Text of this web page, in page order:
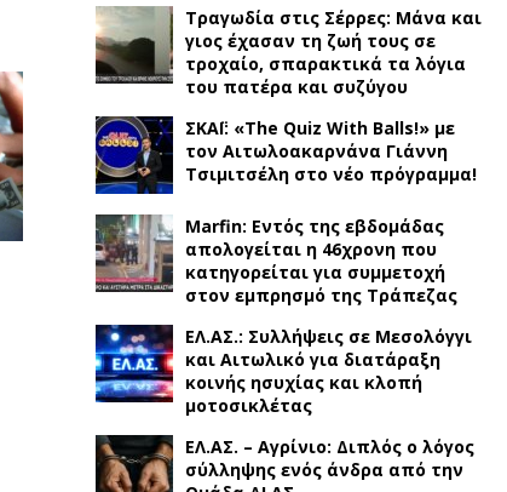
Τραγωδία στις Σέρρες: Μάνα και
γιος έχασαν τη ζωή τους σε
τροχαίο, σπαρακτικά τα λόγια
του πατέρα και συζύγου
ΣΚΑΪ: «The Quiz With Balls!» με
τον Αιτωλοακαρνάνα Γιάννη
Τσιμιτσέλη στο νέο πρόγραμμα!
Marfin: Εντός της εβδομάδας
απολογείται η 46χρονη που
κατηγορείται για συμμετοχή
στον εμπρησμό της Τράπεζας
ΕΛ.ΑΣ.: Συλλήψεις σε Μεσολόγγι
και Αιτωλικό για διατάραξη
κοινής ησυχίας και κλοπή
μοτοσικλέτας
ΕΛ.ΑΣ. – Αγρίνιο: Διπλός ο λόγος
σύλληψης ενός άνδρα από την